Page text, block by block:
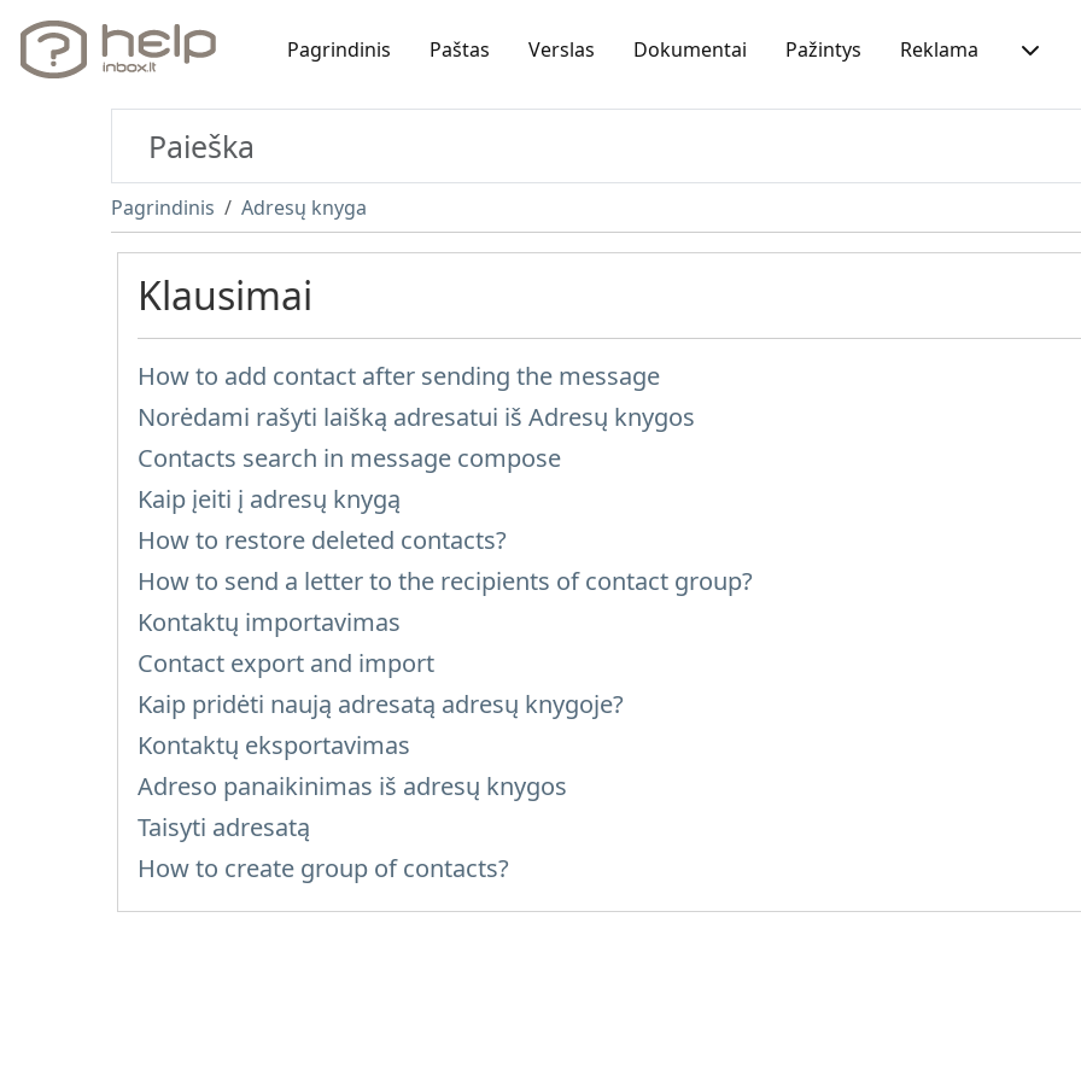
Pagrindinis Paštas Verslas Dokumentai Pažintys Reklama
Pagrindinis Adresų knyga
Klausimai
How to add contact after sending the message
Norėdami rašyti laišką adresatui iš Adresų knygos
Contacts search in message compose
Kaip įeiti į adresų knygą
How to restore deleted contacts?
How to send a letter to the recipients of contact group?
Kontaktų importavimas
Contact export and import
Kaip pridėti naują adresatą adresų knygoje?
Kontaktų eksportavimas
Adreso panaikinimas iš adresų knygos
Taisyti adresatą
How to create group of contacts?